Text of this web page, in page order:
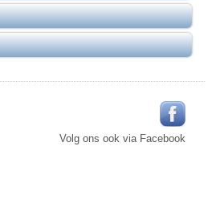
Volg ons ook via Facebook